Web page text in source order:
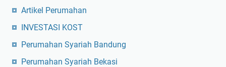
Artikel Perumahan
INVESTASI KOST
Perumahan Syariah Bandung
Perumahan Syariah Bekasi